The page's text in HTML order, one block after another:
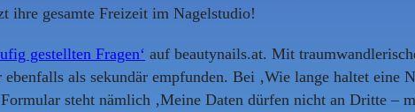
ihre gesamte Freizeit im Nagelstudio!
gestellten Fragen‘ auf beautynails.at. Mit
als sekundär empfunden. Bei ‚Wie lange haltet eine
steht nämlich ‚Meine Daten dürfen nicht an Dritte